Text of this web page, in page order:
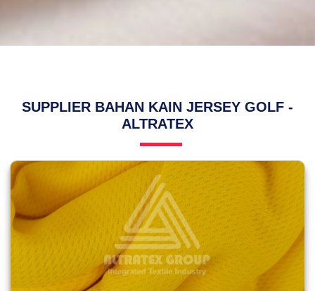
SUPPLIER BAHAN KAIN JERSEY GOLF -
ALTRATEX